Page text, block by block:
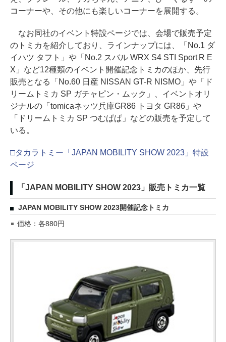
コーナーや、その他にも楽しいコーナーを展開する。
なお同社のイベント特設ページでは、会場で販売予定
のトミカを紹介しており、ラインナップには、「No.1 ダ
イハツ タフト」や「No.2 スバル WRX S4 STI Sport R E
X」など12種類のイベント開催記念トミカのほか、先行
販売となる「No.60 日産 NISSAN GT-R NISMO」や「ド
リームトミカ SP ガチャピン・ムック」、イベントオリ
ジナルの「tomicaネッツ兵庫GR86 トヨタ GR86」や
「ドリームトミカ SP つむぱぱ」などの販売を予定して
いる。
□タカラトミー「JAPAN MOBILITY SHOW 2023」特設
ページ
「JAPAN MOBILITY SHOW 2023」販売トミカ一覧
JAPAN MOBILITY SHOW 2023開催記念トミカ
価格：各880円